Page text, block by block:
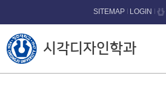
본문 바로가기
시각디자인학과
SITEMAP LOGIN